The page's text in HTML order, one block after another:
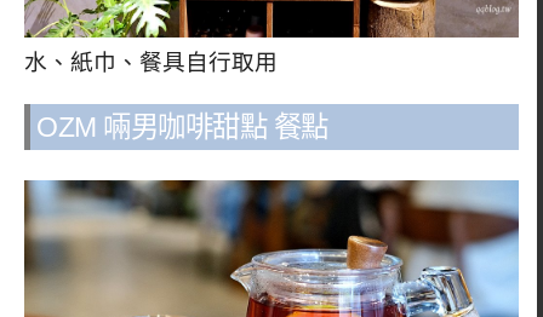
水、紙巾、餐具自行取用
OZM 啢男咖啡甜點 餐點